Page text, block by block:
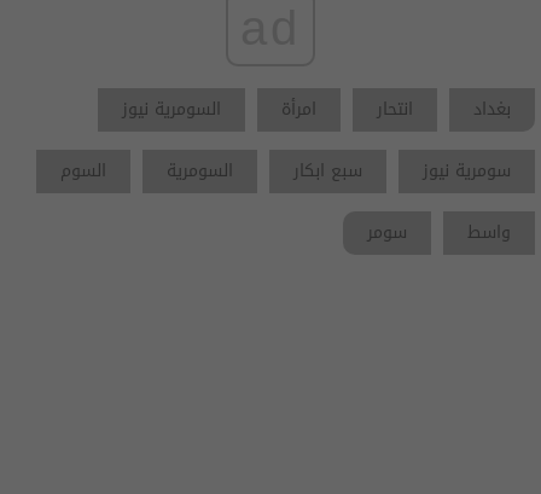
بغداد انتحار امرأة
السومرية نيوز
سومرية نيوز
سبع ابكار السومرية
السوم
واسط
سومر